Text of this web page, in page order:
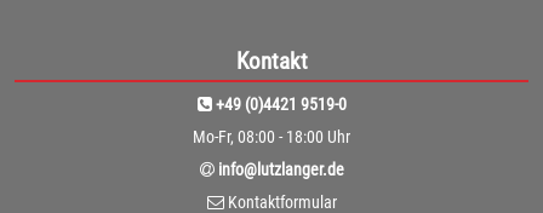
Kontakt
+49 (0)4421 9519-0
Mo-Fr, 08:00 - 18:00 Uhr
info@lutzlanger.de
Kontaktformular